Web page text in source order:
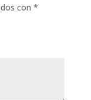
con *